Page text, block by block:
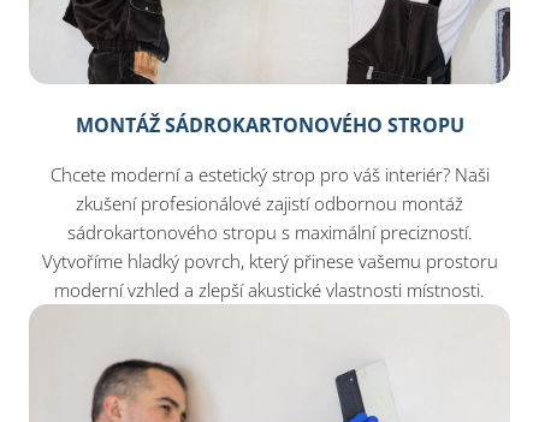
MONTÁŽ SÁDROKARTONOVÉHO STROPU
Chcete moderní a estetický strop pro váš interiér? Naši
zkušení profesionálové zajistí odbornou montáž
sádrokartonového stropu s maximální precizností.
Vytvoříme hladký povrch, který přinese vašemu prostoru
moderní vzhled a zlepší akustické vlastnosti místnosti.